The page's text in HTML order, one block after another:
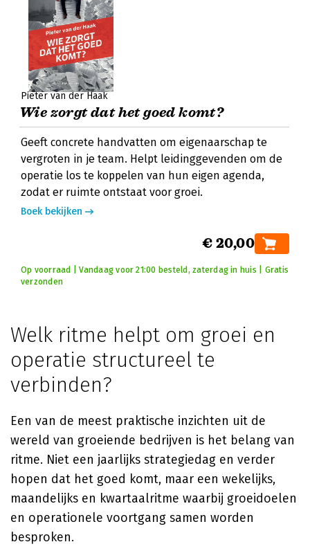
Pieter van der Haak
Wie zorgt dat het goed komt?
Geeft concrete handvatten om eigenaarschap te
vergroten in je team. Helpt leidinggevenden om de
operatie los te koppelen van hun eigen agenda,
zodat er ruimte ontstaat voor groei.
Boek bekijken
€ 20,00
Op voorraad | Vandaag voor 21:00 besteld, zaterdag in huis | Gratis
verzonden
Welk ritme helpt om groei en
operatie structureel te
verbinden?
Een van de meest praktische inzichten uit de
wereld van groeiende bedrijven is het belang van
ritme. Niet een jaarlijks strategiedag en verder
hopen dat het goed komt, maar een wekelijks,
maandelijks en kwartaalritme waarbij groeidoelen
en operationele voortgang samen worden
besproken.